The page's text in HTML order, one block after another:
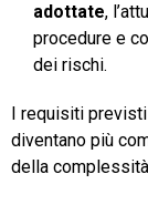
adottate,
procedure e
dei rischi.
I requisiti
diventano più
della